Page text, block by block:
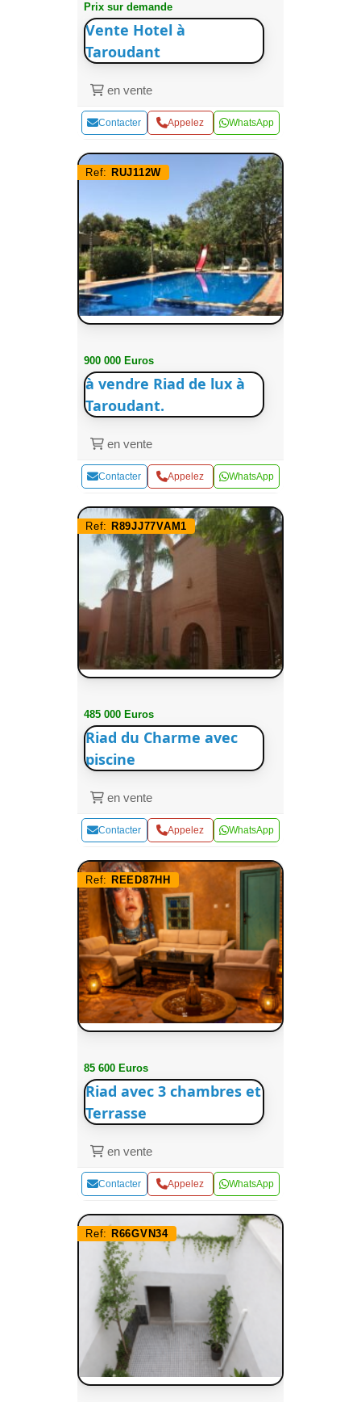
Prix sur demande
Vente Hotel à
Taroudant
en vente
Contacter Appelez WhatsApp
Ref: RUJ112W
900 000 Euros
à vendre Riad de lux à
Taroudant.
en vente
Contacter Appelez WhatsApp
Ref: R89JJ77VAM1
485 000 Euros
Riad du Charme avec
piscine
en vente
Contacter Appelez WhatsApp
Ref: REED87HH
85 600 Euros
Riad avec 3 chambres et
Terrasse
en vente
Contacter Appelez WhatsApp
Ref: R66GVN34